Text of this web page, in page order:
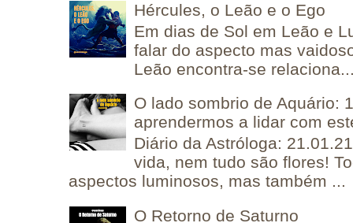
Hércules, o Leão e o Ego
Em dias de Sol em Leão e
falar do aspecto mas
Leão encontra-se
O lado sombrio de Aquário:
aprendermos a lidar com
Diário da Astróloga:
vida, nem tudo são flores!
aspectos luminosos, mas também ...
O Retorno de Saturno